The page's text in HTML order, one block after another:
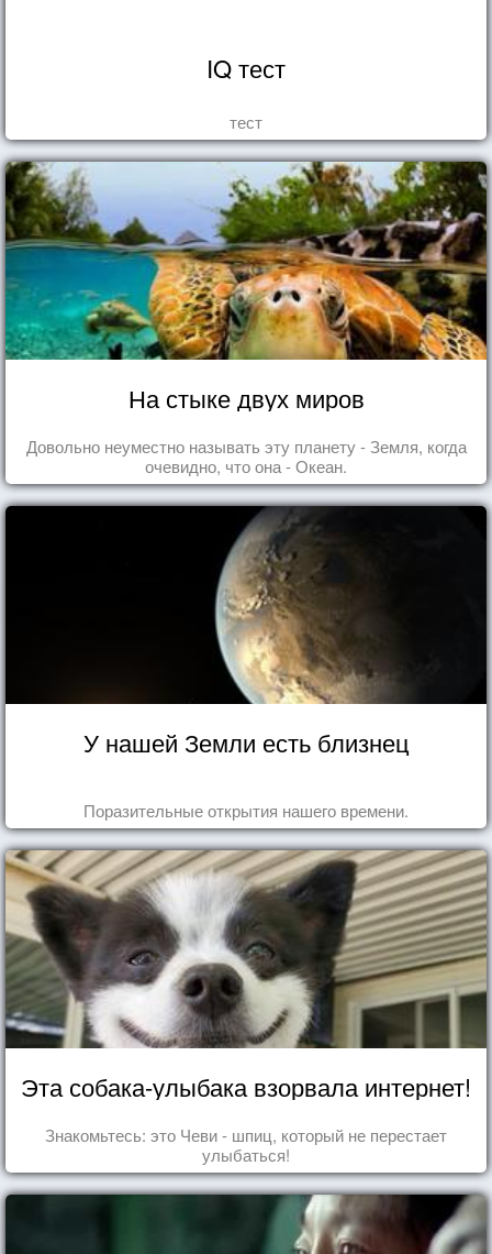
IQ тест
тест
На стыке двух миров
Довольно неуместно называть эту планету - Земля, когда
очевидно, что она - Океан.
У нашей Земли есть близнец
Поразительные открытия нашего времени.
Эта собака-улыбака взорвала интернет!
Знакомьтесь: это Чеви - шпиц, который не перестает
улыбаться!